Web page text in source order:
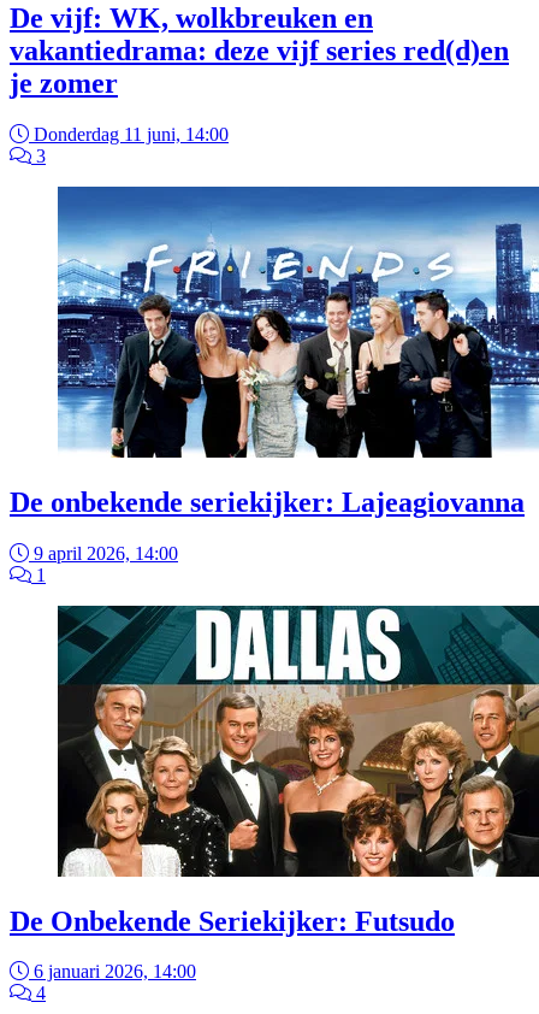
De vijf: WK, wolkbreuken en
vakantiedrama: deze vijf series red(d)en
je zomer
Donderdag 11 juni, 14:00
3
De onbekende seriekijker: Lajeagiovanna
9 april 2026, 14:00
1
De Onbekende Seriekijker: Futsudo
6 januari 2026, 14:00
4